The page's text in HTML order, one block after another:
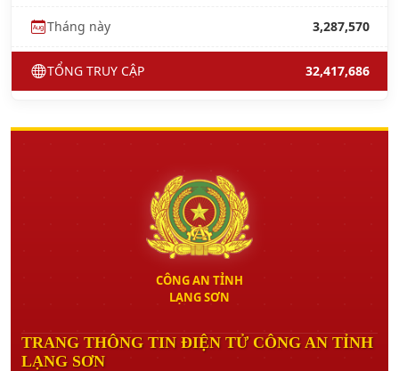
Tháng này 3,287,570
TỔNG TRUY CẬP 32,417,686
CÔNG AN TỈNH
LẠNG SƠN
TRANG THÔNG TIN ĐIỆN TỬ CÔNG AN TỈNH
LẠNG SƠN